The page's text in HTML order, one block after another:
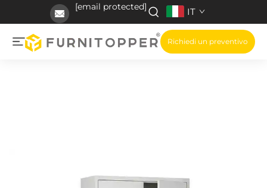
[email protected] IT
Richiedi un preventivo